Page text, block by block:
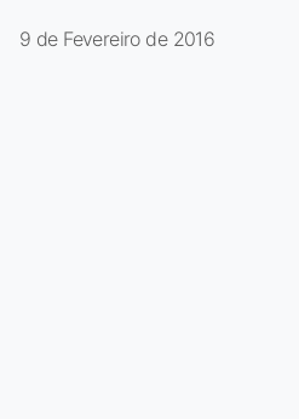
9 de Fevereiro de 2016